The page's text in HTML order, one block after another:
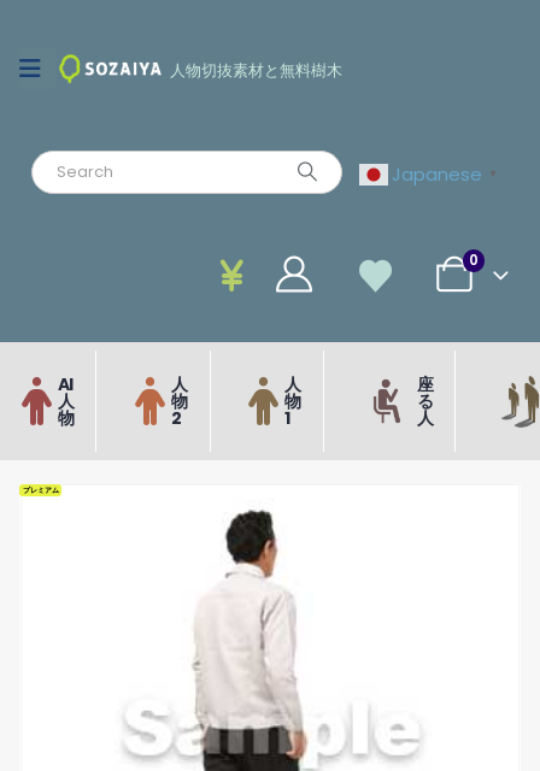
人物切抜素材と無料樹木
Japanese ▼
0
AI
人
物
人
物
2
人
物
1
座
る
人
プレミアム